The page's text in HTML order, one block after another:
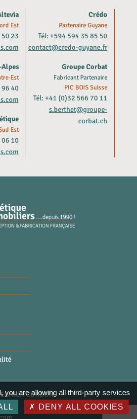
Est
50 23
Alpes
Est
96 40
Est
06 10
Crédo
Partenaire Guyane
Tél: +594 594 35 85 50
contact@credo-guyane.fr
Groupe Corbat
Fabricant Partenaire
PIC BOIS Suisse
Tél: +41 (0)32 566 70 11
s.berthet@groupe-
corbat.ch
CORDON
you are allowing all third-party services
DENY ALL COOKIES